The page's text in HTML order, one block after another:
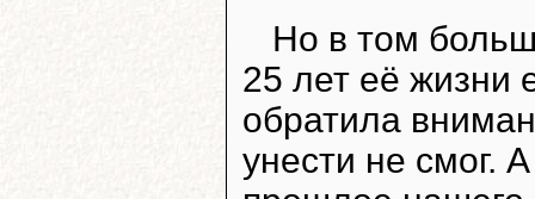
Но в том
25 лет её жизни
обратила
унести не смог.